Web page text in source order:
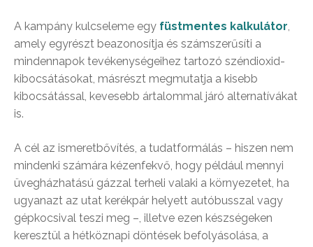
A kampány kulcseleme egy füstmentes kalkulátor,
amely egyrészt beazonosítja és számszerűsíti a
mindennapok tevékenységeihez tartozó széndioxid-
kibocsátásokat, másrészt megmutatja a kisebb
kibocsátással, kevesebb ártalommal járó alternatívákat
is.
A cél az ismeretbővítés, a tudatformálás – hiszen nem
mindenki számára kézenfekvő, hogy például mennyi
üvegházhatású gázzal terheli valaki a környezetet, ha
ugyanazt az utat kerékpár helyett autóbusszal vagy
gépkocsival teszi meg –, illetve ezen készségeken
keresztül a hétköznapi döntések befolyásolása, a